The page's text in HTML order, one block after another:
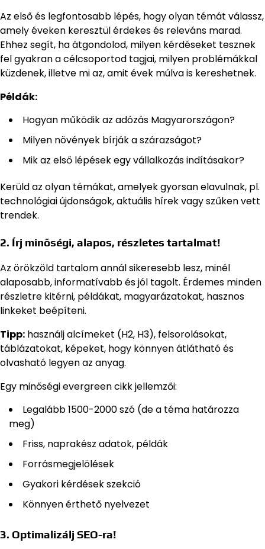
Az első és legfontosabb lépés, hogy olyan témát válassz,
amely éveken keresztül érdekes és releváns marad.
Ehhez segít, ha átgondolod, milyen kérdéseket tesznek
fel gyakran a célcsoportod tagjai, milyen problémákkal
küzdenek, illetve mi az, amit évek múlva is kereshetnek.
Példák:
Hogyan működik az adózás Magyarországon?
Milyen növények bírják a szárazságot?
Mik az első lépések egy vállalkozás indításakor?
Kerüld az olyan témákat, amelyek gyorsan elavulnak, pl.
technológiai újdonságok, aktuális hírek vagy szűken vett
trendek.
2. Írj minőségi, alapos, részletes tartalmat!
Az örökzöld tartalom annál sikeresebb lesz, minél
alaposabb, informatívabb és jól tagolt. Érdemes minden
részletre kitérni, példákat, magyarázatokat, hasznos
linkeket beépíteni.
Tipp: használj alcímeket (H2, H3), felsorolásokat,
táblázatokat, képeket, hogy könnyen átlátható és
olvasható legyen az anyag.
Egy minőségi evergreen cikk jellemzői:
Legalább 1500-2000 szó (de a téma határozza
meg)
Friss, naprakész adatok, példák
Forrásmegjelölések
Gyakori kérdések szekció
Könnyen érthető nyelvezet
3. Optimalizálj SEO-ra!